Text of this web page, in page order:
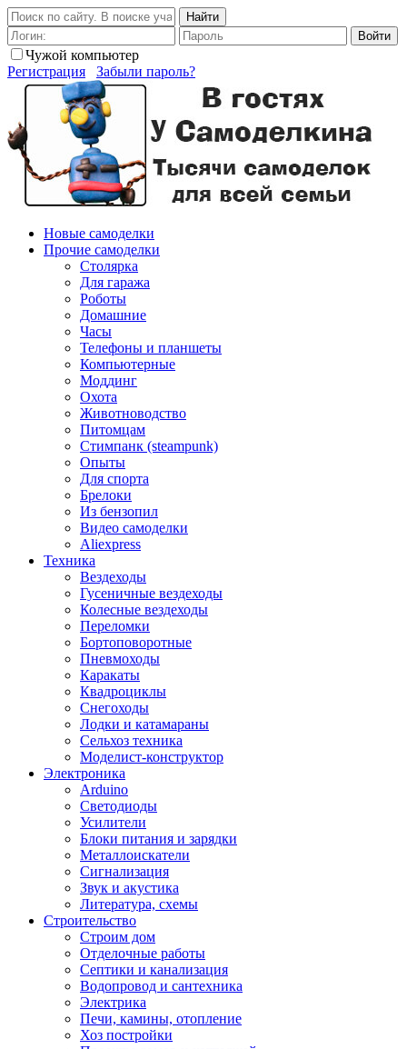
Найти
Войти
Чужой компьютер
Регистрация
Забыли пароль?
Новые самоделки
Прочие самоделки
Столярка
Для гаража
Роботы
Домашние
Часы
Телефоны и планшеты
Компьютерные
Моддинг
Охота
Животноводство
Питомцам
Стимпанк (steampunk)
Опыты
Для спорта
Брелоки
Из бензопил
Видео самоделки
Aliexpress
Техника
Вездеходы
Гусеничные вездеходы
Колесные вездеходы
Переломки
Бортоповоротные
Пневмоходы
Каракаты
Квадроциклы
Снегоходы
Лодки и катамараны
Сельхоз техника
Моделист-конструктор
Электроника
Arduino
Светодиоды
Усилители
Блоки питания и зарядки
Металлоискатели
Сигнализация
Звук и акустика
Литература, схемы
Строительство
Строим дом
Отделочные работы
Септики и канализация
Водопровод и сантехника
Электрика
Печи, камины, отопление
Хоз постройки